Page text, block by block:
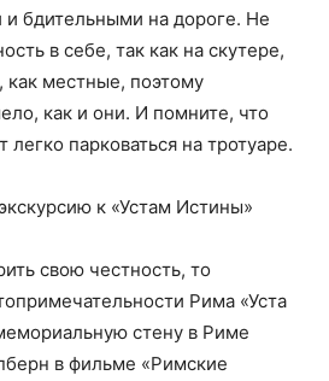
бдительными на дороге. Не
в себе, так как на скутере,
как местные, поэтому
как и они. И помните, что
легко парковаться на тротуаре.
к «Устам Истины»
свою честность, то
Рима «Уста
стену в Риме
в фильме «Римские